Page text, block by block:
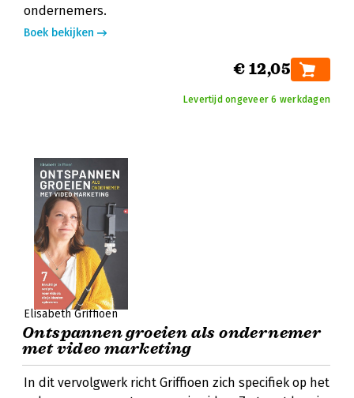
ondernemers.
Boek bekijken
€ 12,05
Levertijd ongeveer 6 werkdagen
Elisabeth Griffioen
Ontspannen groeien als ondernemer
met video marketing
In dit vervolgwerk richt Griffioen zich specifiek op het